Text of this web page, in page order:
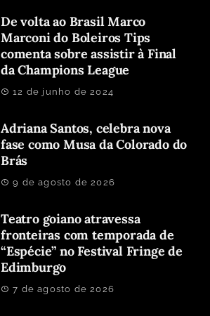
De volta ao Brasil Marco
Marconi do Boleiros Tips
comenta sobre assistir à Final
da Champions League
12 de junho de 2024
Adriana Santos, celebra nova
fase como Musa da Colorado do
Brás
9 de agosto de 2026
Teatro goiano atravessa
fronteiras com temporada de
“Espécie” no Festival Fringe de
Edimburgo
7 de agosto de 2026